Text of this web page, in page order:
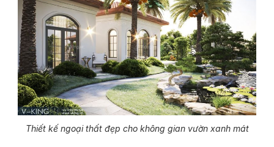
Thiết kế ngoại thất đẹp cho không gian vườn xanh mát